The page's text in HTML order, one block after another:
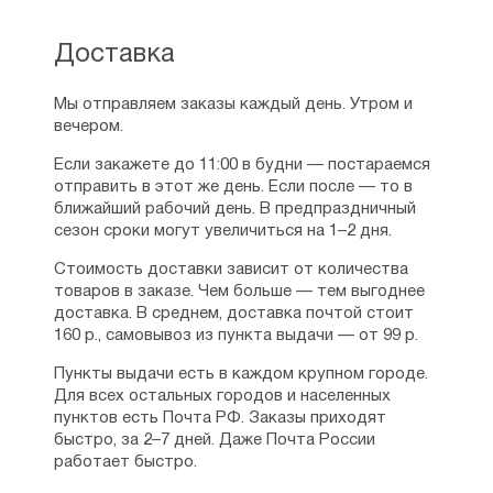
историю христианства эту должность
Обычно ставили многоопытных,
преклонного возраста старцев. Таково
Афанасию. Но по предложению
архиепископа Кипрского Хризостома I он
вскоре возвращается на Кипр. И в 1993
году становится во главе монастыря
В 1999 году по единогласному решению
Священного Синода назначен главой
Лимасольской епархии, возведен в сан
сделал для вверенной ему епархии,
которая находилась в плачевном
состоянии. Буквально, она находилась
в долговой яме, а сами жители были крайне
негативно настроены против
Доставка
Мы отправляем заказы каждый день. Утром и
вечером.
Если закажете до 11:00 в будни — постараемся
отправить в этот же день. Если после — то в
ближайший рабочий день. В предпраздничный
сезон сроки могут увеличиться на 1–2 дня.
Стоимость доставки зависит от количества
товаров в заказе. Чем больше — тем выгоднее
доставка. В среднем, доставка почтой стоит
160 р., самовывоз из пункта выдачи — от 99 р.
Пункты выдачи есть в каждом крупном городе.
Для всех остальных городов и населенных
пунктов есть Почта РФ. Заказы приходят
быстро, за 2–7 дней. Даже Почта России
работает быстро.